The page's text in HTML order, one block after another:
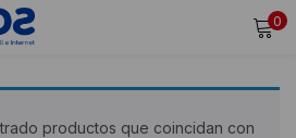
0
productos que coincidan con